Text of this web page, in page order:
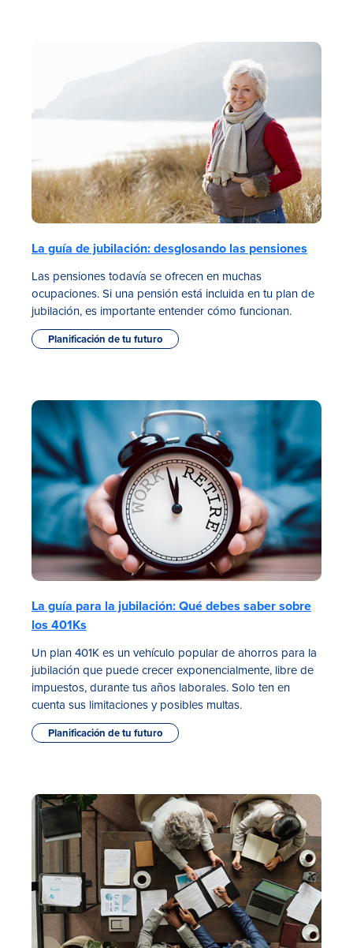
La guía de jubilación: desglosando las pensiones
Las pensiones todavía se ofrecen en muchas
ocupaciones. Si una pensión está incluida en tu plan de
jubilación, es importante entender cómo funcionan.
Planificación de tu futuro
La guía para la jubilación: Qué debes saber sobre
los 401Ks
Un plan 401K es un vehículo popular de ahorros para la
jubilación que puede crecer exponencialmente, libre de
impuestos, durante tus años laborales. Solo ten en
cuenta sus limitaciones y posibles multas.
Planificación de tu futuro